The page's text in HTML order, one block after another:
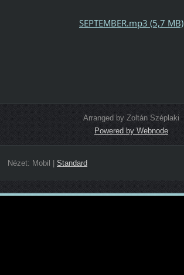
SEPTEMBER.mp3 (5,7 MB)
Arranged by Zoltán Széplaki
Powered by Webnode
Nézet: Mobil Standard